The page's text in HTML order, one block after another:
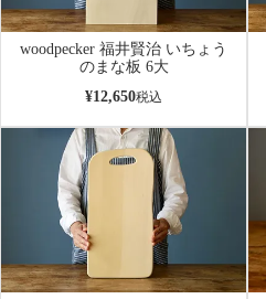
woodpecker 福井賢治 いちょう
のまな板 6大
¥12,650税込